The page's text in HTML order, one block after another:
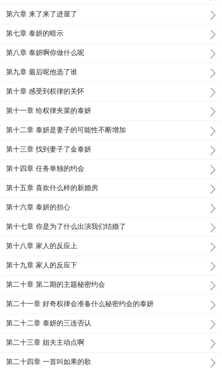
第六章 来了来了进屋了
第七章 泰妍的暗示
第八章 泰妍啊你做什么呢
第九章 最后呢他选了谁
第十章 感受到权律的关怀
第十一章 给权律夹菜的泰妍
第十二章 泰妍是妻子的可能性不断增加
第十三章 找到妻子了金泰妍
第十四章 任务单独的约会
第十五章 喜欢什么样的新婚房
第十六章 泰妍的担心
第十七章 你是为了什么出演我们结婚了
第十八章 家人的反应上
第十九章 家人的反应下
第二十章 第二期的主题秘密约会
第二十一章 好奇权律会准备什么秘密约会的泰妍
第二十二章 泰妍的三连否认
第二十三章 姐夫主动点啊
第二十四章 一首叫如果的歌